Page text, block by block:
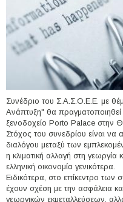
Συνέδριο του Σ.Α.Σ.Ο.Ε.Ε. με
Ανάπτυξη" θα
ξενοδοχείο Porto Palace στην
Στόχος του συνεδρίου είναι να
διαλόγου μεταξύ των
η κλιματική αλλαγή στη γεωργία
ελληνική οικονομία γενικότερα.
Ειδικότερα, στο επίκεντρο
έχουν σχέση με την ασφάλεια
γεωργικών εκμεταλλεύσεων,